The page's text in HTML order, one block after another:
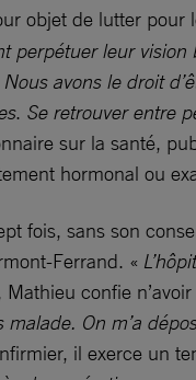
objet de lutter pour
leur vision
Nous avons le droit
. Se retrouver entre
sur la santé,
hormonal ou
fois, sans son
Ferrand. «
confie
On m’a
il exerce un